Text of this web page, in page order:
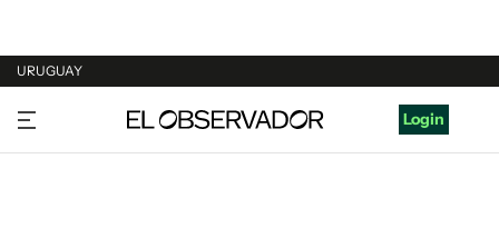
URUGUAY
URUGUAY
ARGENTINA
Login